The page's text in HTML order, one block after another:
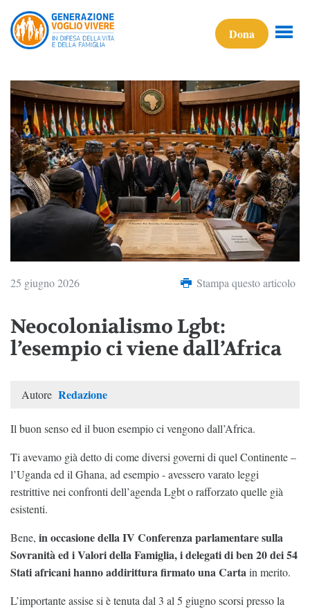
Dona
25 giugno 2026 Stampa questo articolo
Neocolonialismo Lgbt:
l’esempio ci viene dall’Africa
Autore Redazione
Il buon senso ed il buon esempio ci vengono dall’Africa.
Ti avevamo già detto di come diversi governi di quel Continente –
l’Uganda ed il Ghana, ad esempio - avessero varato leggi
restrittive nei confronti dell’agenda Lgbt o rafforzato quelle già
esistenti.
Bene, in occasione della IV Conferenza parlamentare sulla
Sovranità ed i Valori della Famiglia, i delegati di ben 20 dei 54
Stati africani hanno addirittura firmato una Cartain merito.
L’importante assise si è tenuta dal 3 al 5 giugno scorsi presso la